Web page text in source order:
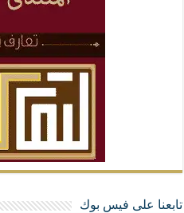
تابعنا على فيس بوك